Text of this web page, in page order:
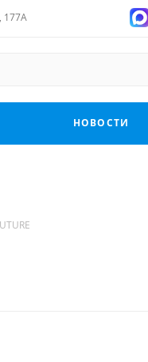
177А
НОВОСТИ